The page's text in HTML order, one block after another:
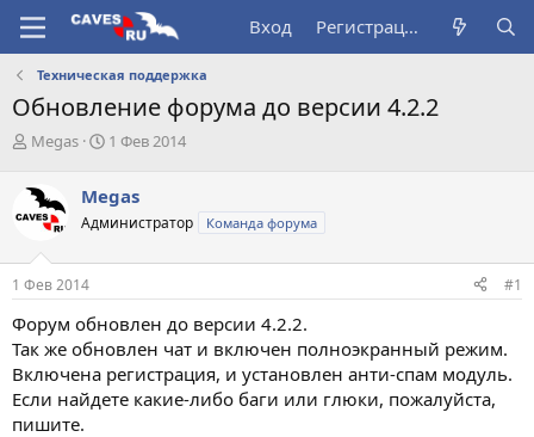
Вход Регистрация
Техническая поддержка
Обновление форума до версии 4.2.2
А
т
о
р
е
м
Megas
Д
а
н
ч
а
1 Фев 2014
Megas
Администратор Команда форума
1 Фев 2014 #1
Форум обновлен до версии 4.2.2.
Так же обновлен чат и включен полноэкранный режим.
Включена регистрация, и установлен анти-спам модуль.
Если найдете какие-либо баги или глюки, пожалуйста,
пишите.